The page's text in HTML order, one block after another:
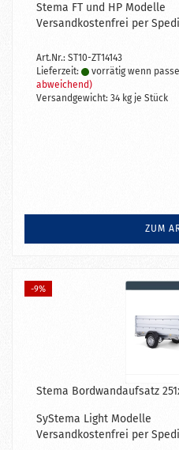
Stema FT und HP Modelle
Versandkostenfrei per
Art.Nr.: ST10-ZT14143
Lieferzeit:
vorrätig wenn
abweichend)
Versandgewicht: 34 kg je Stück
ZUM
-9%
Stema Bordwandaufsatz
SyStema Light Modelle
Versandkostenfrei per